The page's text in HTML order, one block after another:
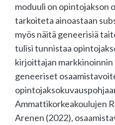
moduuli on opintojakson
tarkoiteta ainoastaan
myös näitä geneerisiä
tulisi tunnistaa
kirjoittajan
geneeriset
Ammattikorkeakoulujen
Arenen (2022),